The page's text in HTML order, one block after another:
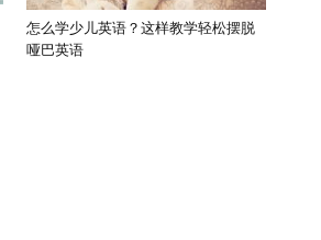
怎么学少儿英语？这样教学轻松摆脱
哑巴英语